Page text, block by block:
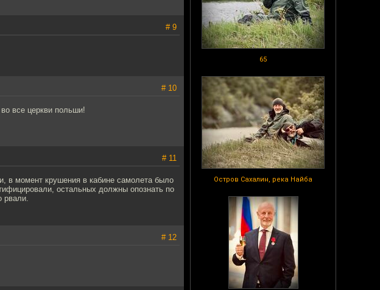
65
Остров Сахалин, река Найба
# 9
# 10
все церкви польши!
# 11
в момент крушения в кабине самолета было
остальных должны опознать по
рвали.
# 12